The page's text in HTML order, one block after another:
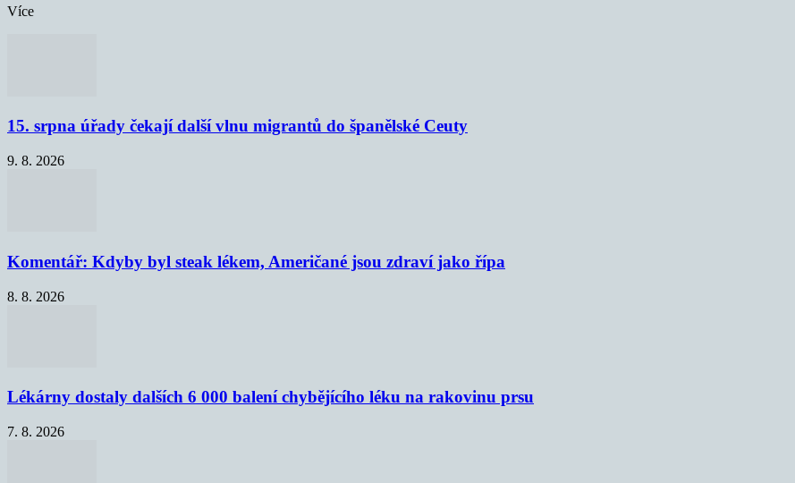
Více
15. srpna úřady čekají další vlnu migrantů do španělské Ceuty
9. 8. 2026
Komentář: Kdyby byl steak lékem, Američané jsou zdraví jako řípa
8. 8. 2026
Lékárny dostaly dalších 6 000 balení chybějícího léku na rakovinu prsu
7. 8. 2026